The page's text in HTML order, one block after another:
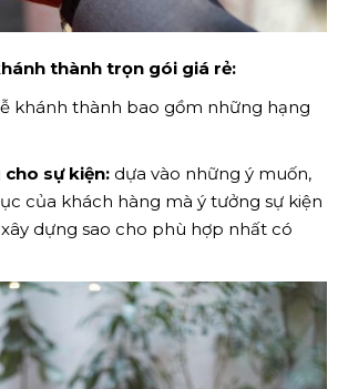
thành trọn gói giá rẻ:
khánh thành bao gồm những hạng
sự kiện: dựa vào những ý muốn,
của khách hàng mà ý tưởng sự kiện
dựng sao cho phù hợp nhất có